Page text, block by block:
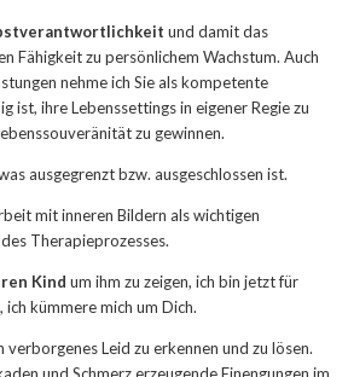
und damit das
Fähigkeit zu persönlichem Wachstum. Auch
nehme ich Sie als kompetente
ist, ihre Lebenssettings in eigener Regie zu
zu gewinnen.
ausgegrenzt bzw. ausgeschlossen ist.
mit inneren Bildern als wichtigen
Therapieprozesses.
Kind um ihm zu zeigen, ich bin jetzt für
ich kümmere mich um Dich.
verborgenes Leid zu erkennen und zu lösen.